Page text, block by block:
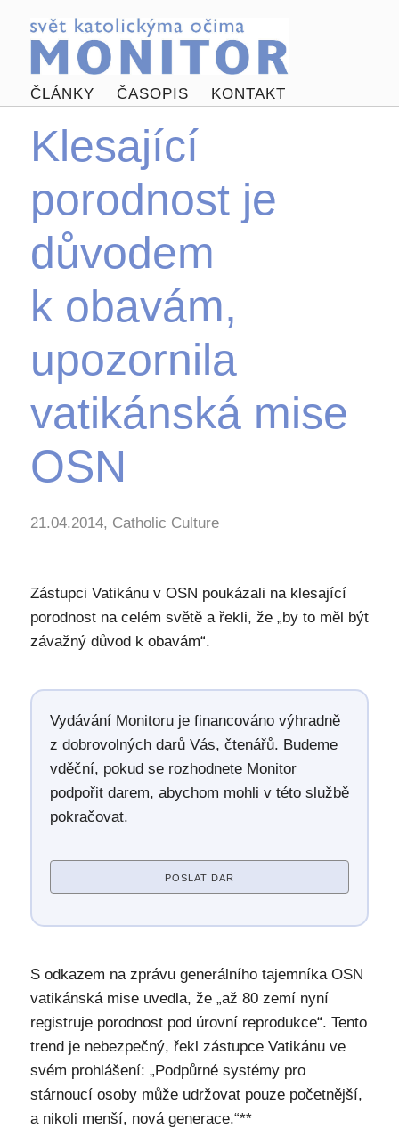
ČLÁNKY ČASOPIS KONTAKT
Klesající
porodnost je
důvodem
k obavám,
upozornila
vatikánská mise
OSN
21.04.2014, Catholic Culture
Zástupci Vatikánu v OSN poukázali na klesající
porodnost na celém světě a řekli, že „by to měl být
závažný důvod k obavám“.
Vydávání Monitoru je financováno výhradně
z dobrovolných darů Vás, čtenářů. Budeme
vděční, pokud se rozhodnete Monitor
podpořit darem, abychom mohli v této službě
pokračovat.
POSLAT DAR
S odkazem na zprávu generálního tajemníka OSN
vatikánská mise uvedla, že „až 80 zemí nyní
registruje porodnost pod úrovní reprodukce“. Tento
trend je nebezpečný, řekl zástupce Vatikánu ve
svém prohlášení: „Podpůrné systémy pro
stárnoucí osoby může udržovat pouze početnější,
a nikoli menší, nová generace.“**